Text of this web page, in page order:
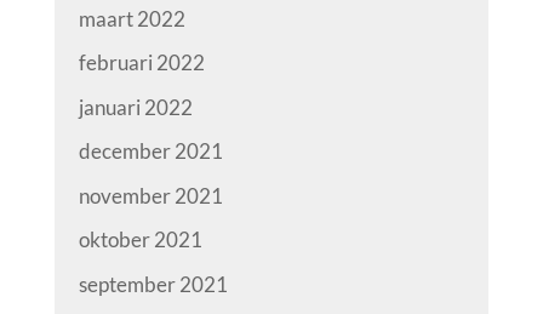
maart 2022
februari 2022
januari 2022
december 2021
november 2021
oktober 2021
september 2021